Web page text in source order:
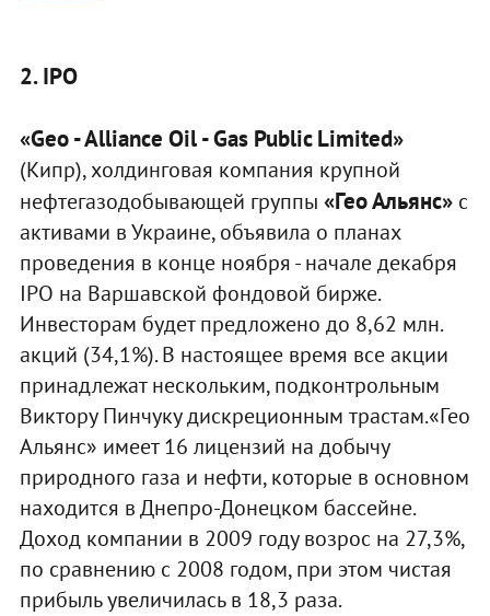
2. IPO
«Geo - Alliance Oil - Gas Public Limited»
(Кипр), холдинговая компания крупной
нефтегазодобывающей группы «Гео Альянс»с
активами в Украине, объявила о планах
проведения в конце ноября - начале декабря
IPO на Варшавской фондовой бирже.
Инвесторам будет предложено до 8,62 млн.
акций (34,1%). В настоящее время все акции
принадлежат нескольким, подконтрольным
Виктору Пинчуку дискреционным трастам.«Гео
Альянс» имеет 16 лицензий на добычу
природного газа и нефти, которые в основном
находится в Днепро-Донецком бассейне.
Доход компании в 2009 году возрос на 27,3%,
по сравнению с 2008 годом, при этом чистая
прибыль увеличилась в 18,3 раза.